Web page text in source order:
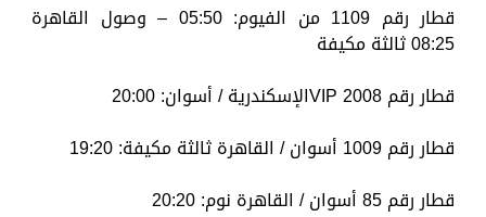
قطار رقم 1109 من الفيوم: 05:50 – وصول القاهرة
08:25 ثالثة مكيفة
قطار رقم 2008 VIPالإسكندرية / أسوان: 20:00
قطار رقم 1009 أسوان / القاهرة ثالثة مكيفة: 19:20
قطار رقم 85 أسوان / القاهرة نوم: 20:20